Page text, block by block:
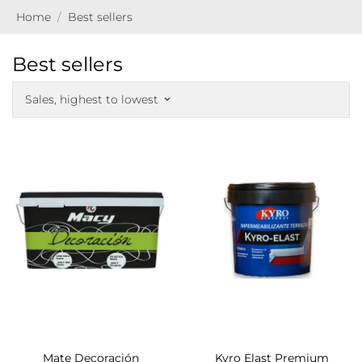
Home Best sellers
Best sellers
Sales, highest to lowest keyboard_arrow_down
Mate Decoración Kyro Elast Premium